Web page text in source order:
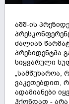
აშშ-ის
ძალიან
პრეზიდენტმა
სიყვარული
„სამწუხაროა,
ვაკეთებდით,
ადამიანები
ჰქონდათ - არა